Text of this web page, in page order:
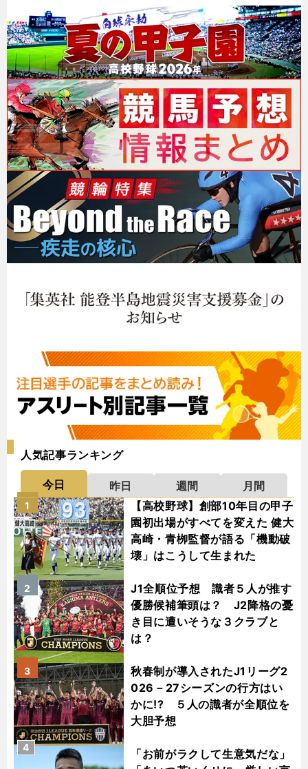
人気記事ランキング
今日 昨日 週間
月間
【高校野球】創部10年目の甲子
園初出場がすべてを変えた 健大
高崎・青栁監督が語る「機動破
壊」はこうして生まれた
1
J1全順位予想 識者５人が推す
優勝候補筆頭は？ J2降格の憂
き目に遭いそうな３クラブと
は？
2
秋春制が導入されたJ1リーグ2
026－27シーズンの行方はい
かに!? ５人の識者が全順位を
大胆予想
3
「お前がラクして生意気だな」
4